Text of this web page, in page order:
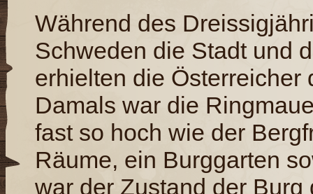
Während des
Schweden die Stadt und
erhielten die Österreicher
Damals war die
fast so hoch wie der
Räume, ein Burggarten
war der Zustand der